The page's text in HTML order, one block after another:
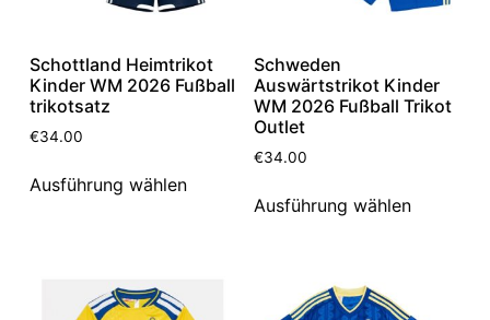
Schottland Heimtrikot
Kinder WM 2026 Fußball
trikotsatz
€34.00
Ausführung wählen
Schweden
Auswärtstrikot Kinder
WM 2026 Fußball Trikot
Outlet
€34.00
Ausführung wählen